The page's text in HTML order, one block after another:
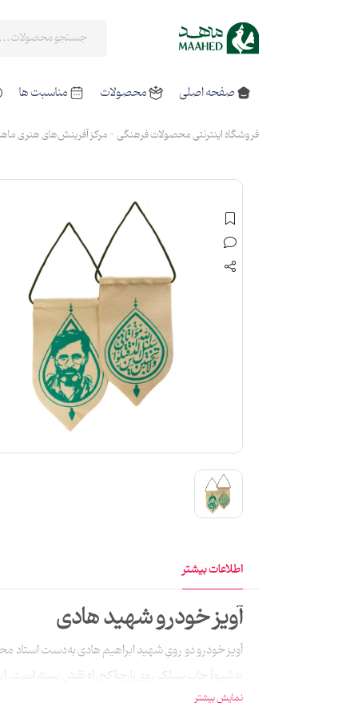
صفحه اصلی محصولات مناسبت ها
فروشگاه اینترنتی محصولات فرهنگی - مرکز آفرینش‌های هنری
اطلاعات بیشتر
آویز خودرو شهید هادی
آویز خودرو دو رویِ شهید ابراهیم هادی به‌دست
به‌شیوۀ چاپ سیلک روی پارچۀ کج‌راه نقش بسته است.
نمایش بیشتر